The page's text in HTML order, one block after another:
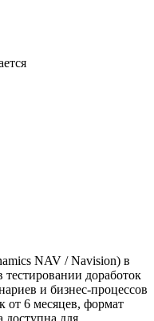
NAV / Navision) в
доработок
и бизнес-процессов
от 6 месяцев, формат
доступна для